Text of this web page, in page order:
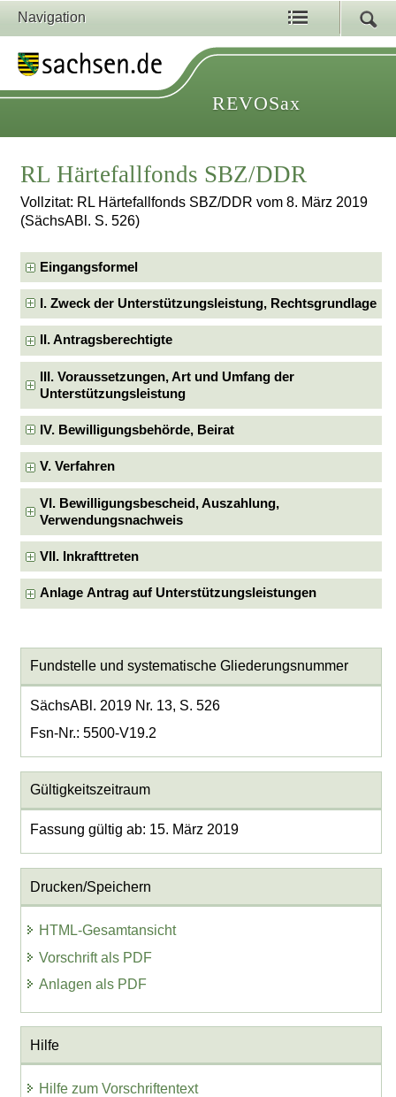
Navigation
REVOSax
RL Härtefallfonds SBZ/DDR
Vollzitat: RL Härtefallfonds SBZ/DDR vom 8. März 2019
(SächsABl. S. 526)
Eingangsformel
I. Zweck der Unterstützungsleistung, Rechtsgrundlage
II. Antragsberechtigte
III. Voraussetzungen, Art und Umfang der
Unterstützungsleistung
IV. Bewilligungsbehörde, Beirat
V. Verfahren
VI. Bewilligungsbescheid, Auszahlung,
Verwendungsnachweis
VII. Inkrafttreten
Anlage Antrag auf Unterstützungsleistungen
Fundstelle und systematische Gliederungsnummer
SächsABl. 2019 Nr. 13, S. 526
Fsn-Nr.: 5500-V19.2
Gültigkeitszeitraum
Fassung gültig ab: 15. März 2019
Drucken/Speichern
HTML-Gesamtansicht
Vorschrift als PDF
Anlagen als PDF
Hilfe
Hilfe zum Vorschriftentext